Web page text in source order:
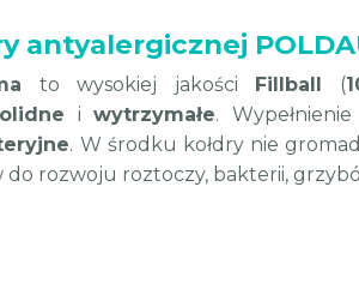
antyalergicznej
to wysokiej jakości Fillball (
iwytrzymałe.
. W środku kołdry nie
rozwoju roztoczy, bakterii,